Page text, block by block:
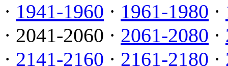
· 1941-1960 · 1961-1980 ·
· 2041-2060 · 2061-2080 ·
· 2141-2160 · 2161-2180 ·